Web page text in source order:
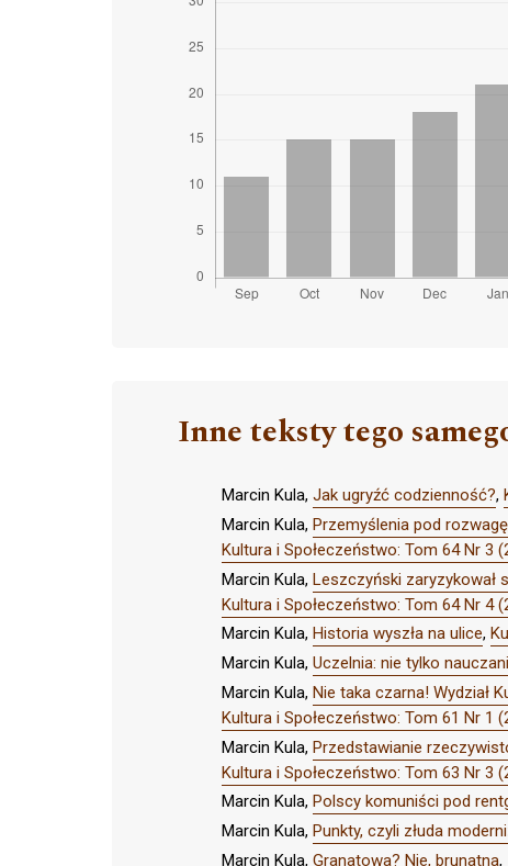
Inne teksty tego
Marcin Kula, Jak ugryźć codzienność?,
Marcin Kula, Przemyślenia pod
Kultura i Społeczeństwo: Tom 64 Nr 3
Marcin Kula, Leszczyński zaryzykował
Kultura i Społeczeństwo: Tom 64 Nr 4
Marcin Kula, Historia wyszła na ulice,
Marcin Kula, Uczelnia: nie tylko
Marcin Kula, Nie taka czarna! Wydział
Kultura i Społeczeństwo: Tom 61 Nr 1
Marcin Kula, Przedstawianie
Kultura i Społeczeństwo: Tom 63 Nr 3
Marcin Kula, Polscy komuniści pod
Marcin Kula, Punkty, czyli złuda
Marcin Kula, Granatowa? Nie, brunatna,